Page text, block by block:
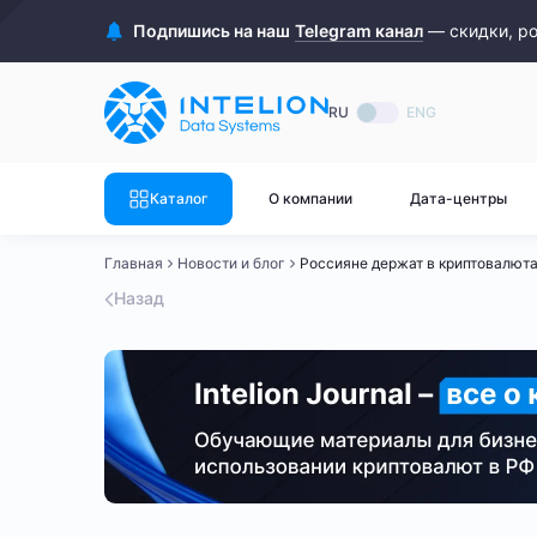
Подпишись на наш Telegram канал — скидки,
RU ENG
Каталог О компании Дата-центры
ASIC майнеры
Bitmain
Innosilicon
Iceriver
Смотреть весь каталог
Готовый
Готовый
Готовый
Готовый
Готовый
Главная Новости и блог Россияне держат в
Назад